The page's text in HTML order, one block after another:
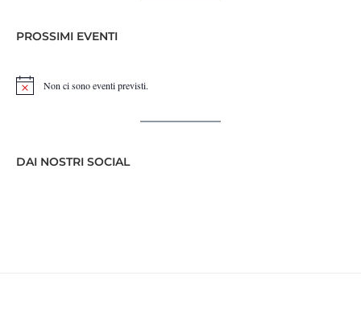
PROSSIMI EVENTI
Notice Non ci sono eventi previsti.
DAI NOSTRI SOCIAL